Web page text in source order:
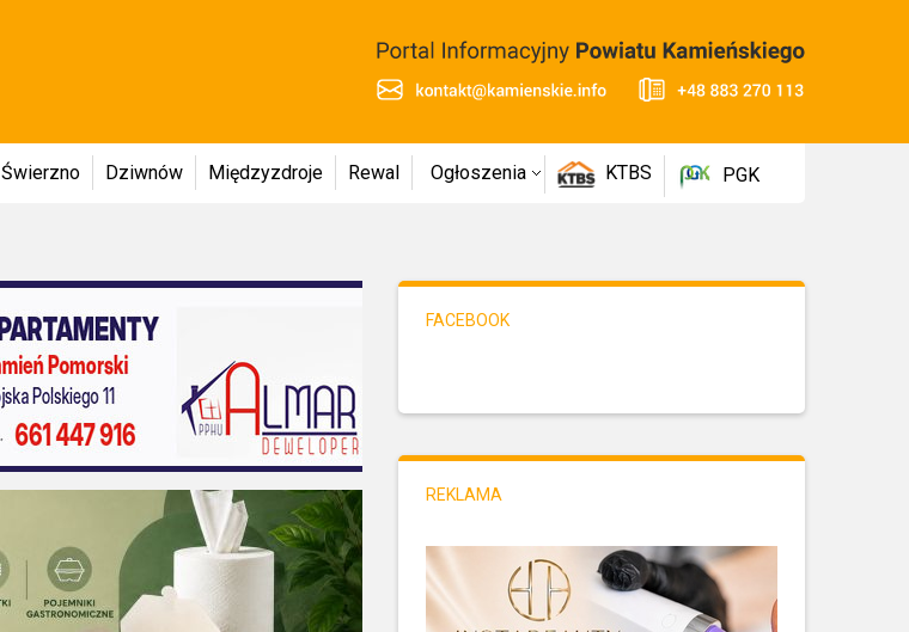
Świerzno Dziwnów Międzyzdroje Rewal Ogłoszenia KTBS PGK
FACEBOOK
REKLAMA